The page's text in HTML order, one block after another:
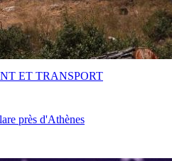
près d'Athènes
ET TRANSPORT